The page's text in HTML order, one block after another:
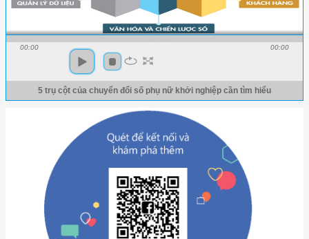
00:00 00:00
5 trụ cột của chuyển đổi số phụ nữ khởi nghiệp cần tìm hiểu